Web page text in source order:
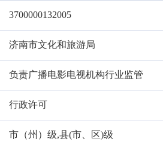
3700000132005
济南市文化和旅游局
负责广播电影电视机构行业监管
行政许可
市（州）级,县(市、区)级